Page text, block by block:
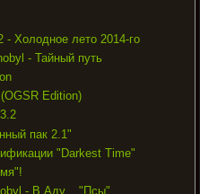
Холодное лето 2014-го
- Тайный путь
Edition)
пак 2.1"
"Darkest Time"
- В Аду... "Псы"